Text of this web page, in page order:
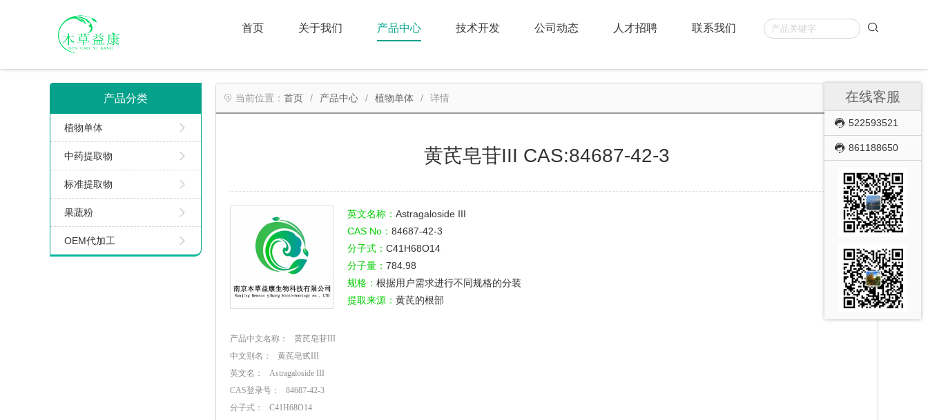
首页 关于我们 产品中心 技术开发 公司动态 人才招聘 联系我们
产品分类
植物单体
中药提取物
标准提取物
果蔬粉
OEM代加工
首页 产品中心 植物单体 详情
黄芪皂苷III CAS:84687-42-3
英文名称： Astragaloside III
CAS No： 84687-42-3
分子式： C41H68O14
分子量： 784.98
规格： 根据用户需求进行不同规格的分装
提取来源： 黄芪的根部
产品中文名称：
黄芪皂苷III
中文别名：
黄芪皂甙III
英文名：
Astragaloside III
CAS登录号： 84687-42-3
分子式：
C41H68O14
在线客服
522593521
861188650